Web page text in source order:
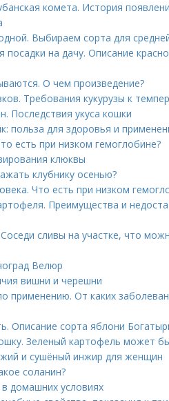
комета. История
Выбираем сорта для
на дачу. Описание
О чем произведение?
Требования кукурузы к
Последствия укуса кошки
польза для здоровья и
есть при низком гемоглобине?
клюквы
клубнику осенью?
Что есть при низком
Преимущества и
сливы на участке, что
Велюр
вишни и черешни
применению. От каких
Описание сорта яблони
Зеленый картофель может
и сушёный инжир для женщин
соланин?
домашних условиях